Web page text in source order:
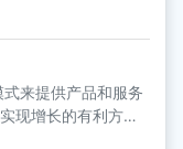
的选择
来提供产品和服务
现增长的有利方
用，而增长来自有